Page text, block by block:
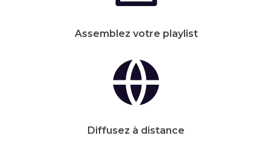
Assemblez votre playlist
Diffusez à distance